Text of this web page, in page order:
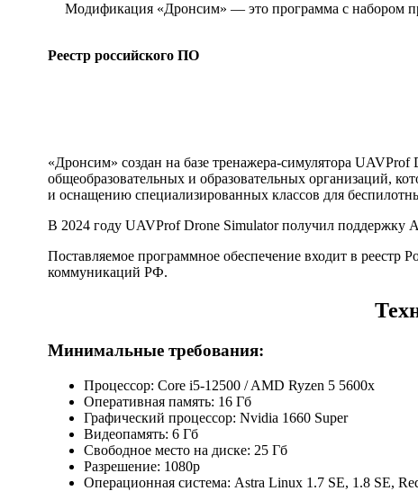
Модификация «Дронсим» — это программа с набором
Реестр российского ПО
«Дронсим» создан на базе тренажера-симулятора
общеобразовательных и образовательных организаций,
и оснащению специализированных классов для
В 2024 году UAVProf Drone Simulator получил поддержку
Поставляемое программное обеспечение входит в реестр
коммуникаций РФ.
Минимальные требования:
Процессор: Core i5-12500 / AMD Ryzen 5 5600x
Оперативная память: 16 Гб
Графический процессор: Nvidia 1660 Super
Видеопамять: 6 Гб
Свободное место на диске: 25 Гб
Разрешение: 1080p
Операционная система: Astra Linux 1.7 SE, 1.8 SE,